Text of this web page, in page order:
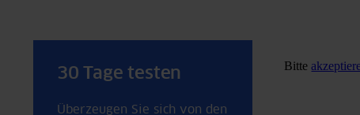
30 Tage testen
Überzeugen Sie sich von den
Bitte